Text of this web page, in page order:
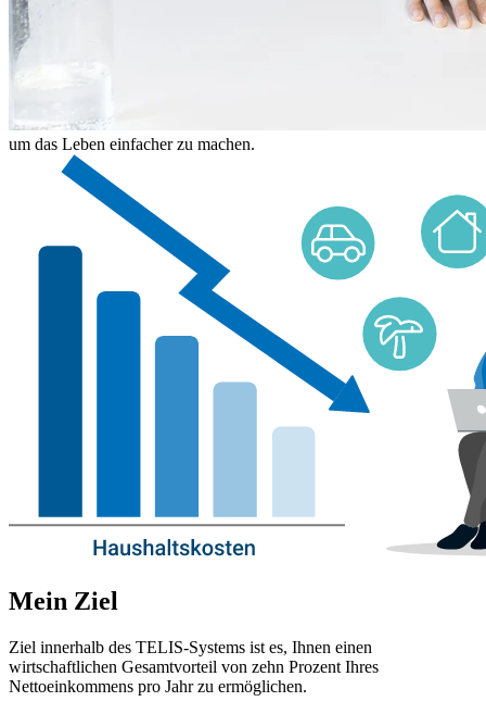
um das Leben einfacher zu machen.
Mein Ziel
Ziel innerhalb des TELIS-Systems ist es, Ihnen einen
wirtschaftlichen Gesamtvorteil von zehn Prozent Ihres
Nettoeinkommens pro Jahr zu ermöglichen.